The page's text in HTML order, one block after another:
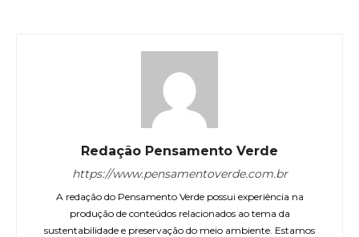
Redação Pensamento Verde
https://www.pensamentoverde.com.br
A redação do Pensamento Verde possui experiência na
produção de conteúdos relacionados ao tema da
sustentabilidade e preservação do meio ambiente. Estamos